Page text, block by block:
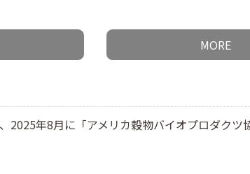
MORE
2025年8月に「アメリカ穀物バイオプロダクツ